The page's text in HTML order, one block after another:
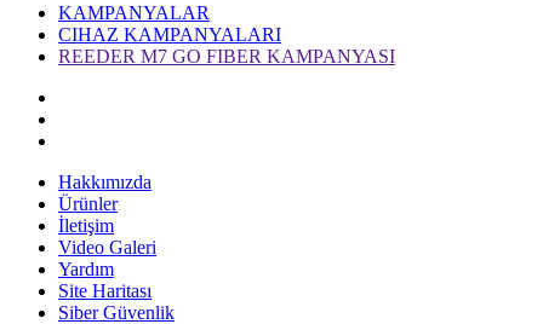
KAMPANYALAR
CIHAZ KAMPANYALARI
REEDER M7 GO FIBER KAMPANYASI
Hakkımızda
Ürünler
İletişim
Video Galeri
Yardım
Site Haritası
Siber Güvenlik